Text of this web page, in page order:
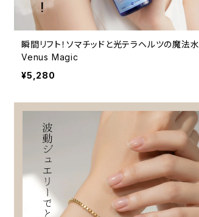
瞬間リフト！ソマチッドと光テラヘルツの魔法水
Venus Magic
¥5,280